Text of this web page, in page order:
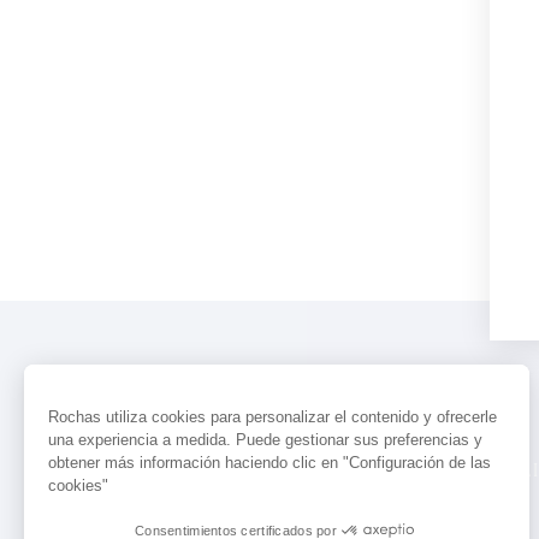
PERFUMES ACTUALIDAD
Rochas utiliza cookies para personalizar el contenido y ofrecerle
una experiencia a medida. Puede gestionar sus preferencias y
obtener más información haciendo clic en "Configuración de las
cookies"
Consentimientos certificados por